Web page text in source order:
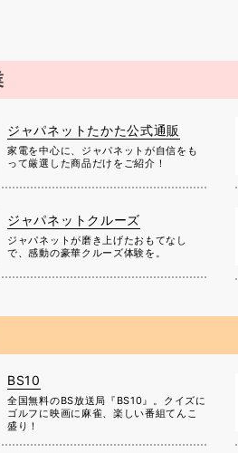
ジャパネットたかた公式通販
家電を中心に、ジャパネットが自信をも
って厳選した商品だけをご紹介！
ジャパネットクルーズ
ジャパネットが磨き上げたおもてなし
で、感動の豪華クルーズ体験を。
BS10
全国無料のBS放送局『BS10』。クイズに
ゴルフに映画に麻雀、楽しい番組てんこ
盛り！